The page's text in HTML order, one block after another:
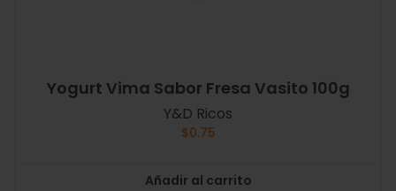
Yogurt Vima Sabor Fresa Vasito 100g
Y&D Ricos
$0.75
Añadir al carrito